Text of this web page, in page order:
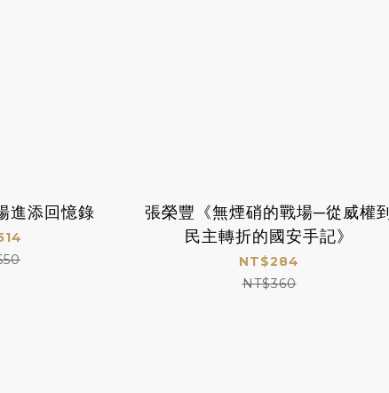
進添回憶錄
張榮豐《無煙硝的戰場─從威權到
民主轉折的國安手記》
NT$284
NT$360